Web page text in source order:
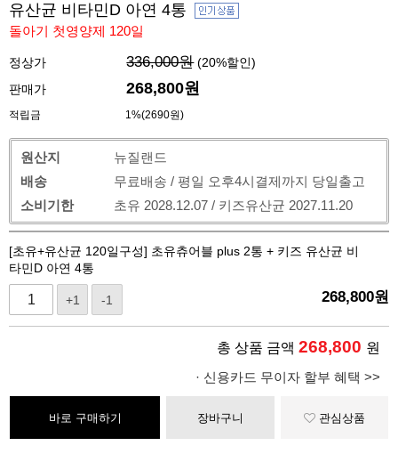
유산균 비타민D 아연 4통
돌아기 첫영양제 120일
정상가 336,000원 (20%할인)
판매가
268,800원
적립금 1%(2690원)
원산지
뉴질랜드
배송
무료배송 / 평일 오후4시결제까지 당일출고
소비기한
초유 2028.12.07 / 키즈유산균 2027.11.20
[초유+유산균 120일구성] 초유츄어블 plus 2통 + 키즈 유산균 비
타민D 아연 4통
+1 -1 268,800원
총 상품 금액 268,800 원
· 신용카드 무이자 할부 혜택 >>
바로 구매하기 장바구니 관심상품